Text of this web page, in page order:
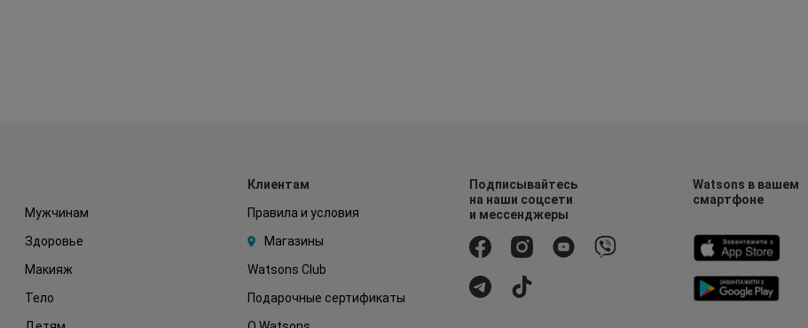
Мужчинам
Здоровье
Макияж
Тело
Клиентам
Правила и условия
Магазины
Watsons Club
Подарочные сертификаты
Подписывайтесь
на наши соцсети
и мессенджеры
Watsons в вашем
смартфоне